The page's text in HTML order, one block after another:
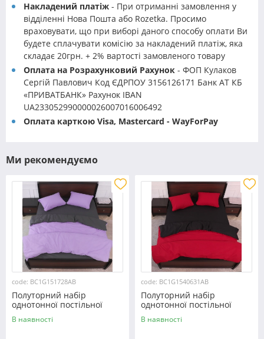
Накладений платіж - При отриманні замовлення у
відділенні Нова Пошта або Rozetka. Просимо
враховувати, що при виборі даного способу оплати Ви
будете сплачувати комісію за накладений платіж, яка
складає 20грн. + 2% вартості замовленого товару
Оплата на Розрахунковий Рахунок - ФОП Кулаков
Сергій Павлович Код ЄДРПОУ 3156126171 Банк АТ КБ
«ПРИВАТБАНК» Рахунок IBAN
UA233052990000026007016006492
Оплата карткою Visa, Mastercard - WayForPay
Ми рекомендуємо
code: BC1G151728AB
Полуторний набір
однотонної постільної
білизни 150*220 із Бязі
"Gold" №151728AB
В наявності
code: BC1G1540631AB
Полуторний набір
однотонної постільної
білизни 150*220 із Бязі
"Gold" №1540631AB
В наявності